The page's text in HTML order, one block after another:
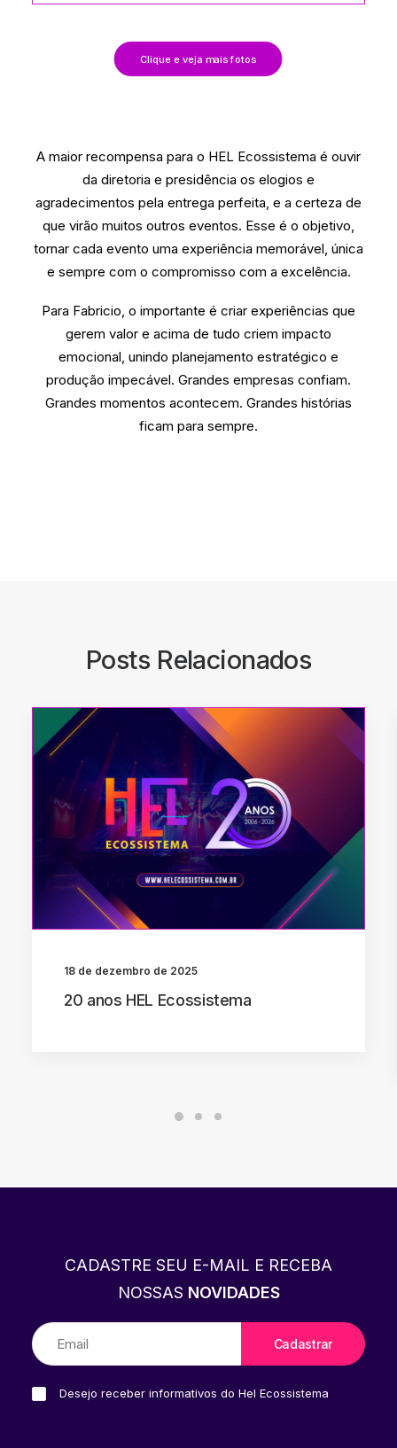
Clique e veja mais fotos
A maior recompensa para o HEL Ecossistema é ouvir
da diretoria e presidência os elogios e
agradecimentos pela entrega perfeita, e a certeza de
que virão muitos outros eventos. Esse é o objetivo,
tornar cada evento uma experiência memorável, única
e sempre com o compromisso com a excelência.
Para Fabricio, o importante é criar experiências que
gerem valor e acima de tudo criem impacto
emocional, unindo planejamento estratégico e
produção impecável. Grandes empresas confiam.
Grandes momentos acontecem. Grandes histórias
ficam para sempre.
Posts Relacionados
18 de dezembro de 2025
20 anos HEL Ecossistema
CADASTRE SEU E-MAIL E RECEBA
NOSSAS NOVIDADES
Desejo receber informativos do Hel Ecossistema